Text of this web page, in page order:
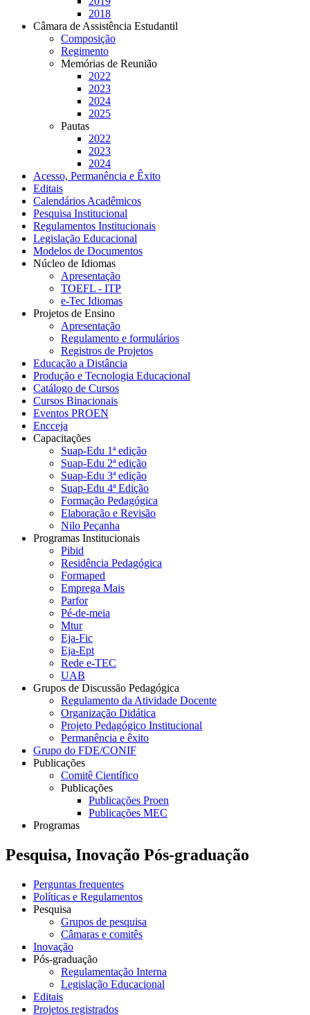
2018
Câmara de Assistência Estudantil
Composição
Regimento
Memórias de Reunião
2022
2023
2024
2025
Pautas
2022
2023
2024
Acesso, Permanência e Êxito
Editais
Calendários Acadêmicos
Pesquisa Institucional
Regulamentos Institucionais
Legislação Educacional
Modelos de Documentos
Núcleo de Idiomas
Apresentação
TOEFL - ITP
e-Tec Idiomas
Projetos de Ensino
Apresentação
Regulamento e formulários
Registros de Projetos
Educação a Distância
Produção e Tecnologia Educacional
Catálogo de Cursos
Cursos Binacionais
Eventos PROEN
Encceja
Capacitações
Suap-Edu 1ª edição
Suap-Edu 2ª edição
Suap-Edu 3ª edição
Suap-Edu 4ª Edição
Formação Pedagógica
Elaboração e Revisão
Nilo Peçanha
Programas Institucionais
Pibid
Residência Pedagógica
Formaped
Emprega Mais
Parfor
Pé-de-meia
Mtur
Eja-Fic
Eja-Ept
Rede e-TEC
UAB
Grupos de Discussão Pedagógica
Regulamento da Atividade Docente
Organização Didática
Projeto Pedagógico Institucional
Permanência e êxito
Grupo do FDE/CONIF
Publicações
Comitê Científico
Publicações
Publicações Proen
Publicações MEC
Programas
Pesquisa, Inovação Pós-graduação
Perguntas frequentes
Políticas e Regulamentos
Pesquisa
Grupos de pesquisa
Câmaras e comitês
Inovação
Pós-graduação
Regulamentação Interna
Legislação Educacional
Editais
Projetos registrados